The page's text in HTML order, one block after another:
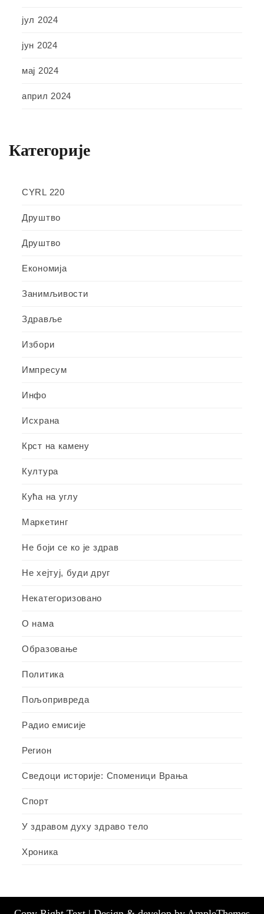
јул 2024
јун 2024
мај 2024
април 2024
Категорије
CYRL 220
Друштво
Друштво
Економија
Занимљивости
Здравље
Избори
Импресум
Инфо
Исхрана
Крст на камену
Култура
Кућа на углу
Маркетинг
Не боји се ко је здрав
Не хејтуј, буди друг
Некатегоризовано
О нама
Образовање
Политика
Пољопривреда
Радио емисије
Регион
Сведоци историје: Споменици Врања
Спорт
У здравом духу здраво тело
Хроника